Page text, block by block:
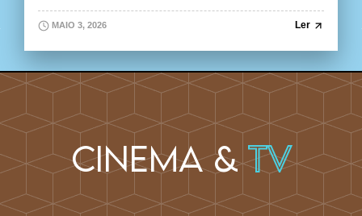
MAIO 3, 2026 Ler
Cinema &TV